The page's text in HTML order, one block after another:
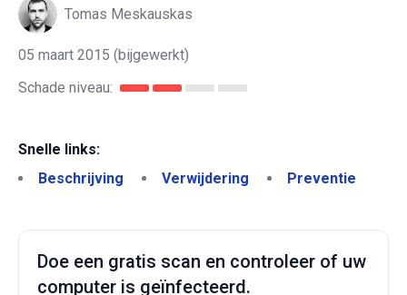
Tomas Meskauskas
05 maart 2015 (bijgewerkt)
Schade niveau:
Snelle links:
Beschrijving
Verwijdering Preventie
Doe een gratis scan en controleer of uw
computer is geïnfecteerd.